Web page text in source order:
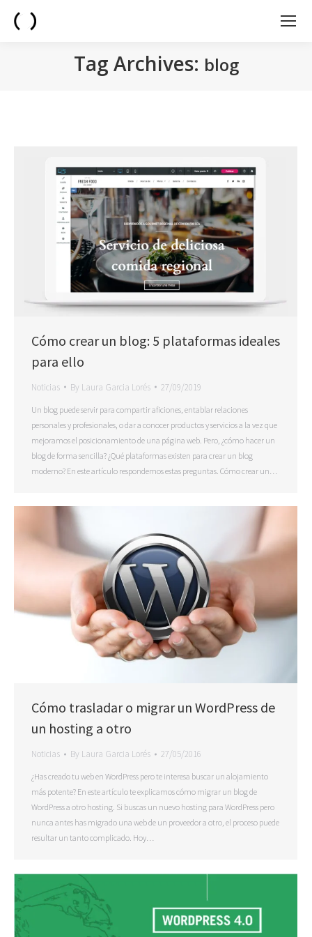
Tag Archives: blog
Cómo crear un blog: 5 plataformas ideales
para ello
Noticias By Laura Garcia Lorés 27/09/2019
Un blog puede servir para compartir aficiones, entablar relaciones
personales y profesionales, o dar a conocer productos y servicios a la vez que
mejoramos el posicionamiento de una página web. Pero, ¿cómo hacer un
blog de forma sencilla? ¿Qué plataformas existen para crear un blog
moderno? En este artículo respondemos estas preguntas. Cómo crear un…
Cómo trasladar o migrar un WordPress de
un hosting a otro
Noticias By Laura Garcia Lorés 27/05/2016
¿Has creado tu web en WordPress pero te interesa buscar un alojamiento
más potente? En este artículo te explicamos cómo migrar un blog de
WordPress a otro hosting. Si buscas un nuevo hosting para WordPress pero
nunca antes has migrado una web de un proveedor a otro, el proceso puede
resultar un tanto complicado. Hoy…